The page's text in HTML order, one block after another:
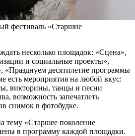
фестиваль «Старшие
несколько площадок: «Сцена»,
и социальные проекты»,
«Празднуем десятилетие программы
есть мероприятия на любой вкус:
викторины, танцы и песни
возможность запечатлеть
снимок в фотобудке.
тему «Старшее поколение
в программу каждой площадки.